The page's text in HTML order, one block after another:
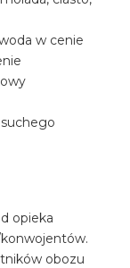
w cenie
opieka
obozu